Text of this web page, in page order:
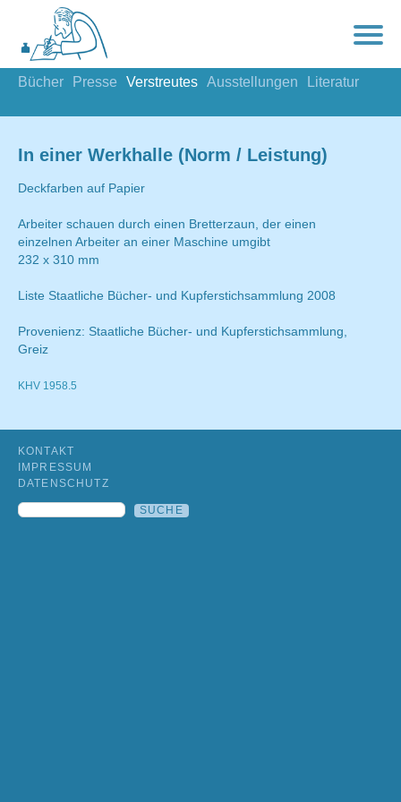
Bücher Presse Verstreutes Ausstellungen Literatur
In einer Werkhalle (Norm / Leistung)
Deckfarben auf Papier
Arbeiter schauen durch einen Bretterzaun, der einen
einzelnen Arbeiter an einer Maschine umgibt
232 x 310 mm
Liste Staatliche Bücher- und Kupferstichsammlung 2008
Provenienz: Staatliche Bücher- und Kupferstichsammlung,
Greiz
KHV 1958.5
KONTAKT
IMPRESSUM
DATENSCHUTZ